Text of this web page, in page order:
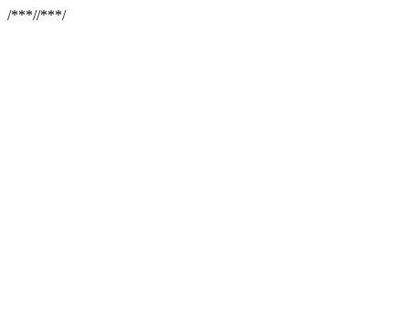
/***//***/